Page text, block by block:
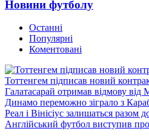
Новини футболу
Останні
Популярні
Коментовані
Тоттенгем підписав новий
Галатасарай отримав відмову
Динамо переможно зіграло з
Реал і Вінісіус залишаться разом
Англійський футбол виступив